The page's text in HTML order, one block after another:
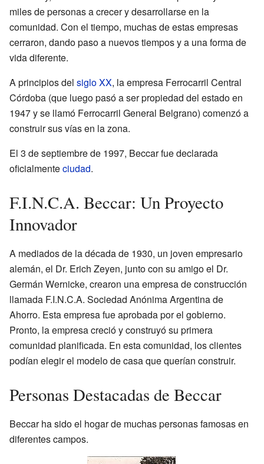
miles de personas a crecer y desarrollarse en la
comunidad. Con el tiempo, muchas de estas empresas
cerraron, dando paso a nuevos tiempos y a una forma de
vida diferente.
A principios del siglo XX, la empresa Ferrocarril Central
Córdoba (que luego pasó a ser propiedad del estado en
1947 y se llamó Ferrocarril General Belgrano) comenzó a
construir sus vías en la zona.
El 3 de septiembre de 1997, Beccar fue declarada
oficialmenteciudad.
F.I.N.C.A. Beccar: Un Proyecto
Innovador
A mediados de la década de 1930, un joven empresario
alemán, el Dr. Erich Zeyen, junto con su amigo el Dr.
Germán Wernicke, crearon una empresa de construcción
llamada F.I.N.C.A. Sociedad Anónima Argentina de
Ahorro. Esta empresa fue aprobada por el gobierno.
Pronto, la empresa creció y construyó su primera
comunidad planificada. En esta comunidad, los clientes
podían elegir el modelo de casa que querían construir.
Personas Destacadas de Beccar
Beccar ha sido el hogar de muchas personas famosas en
diferentes campos.